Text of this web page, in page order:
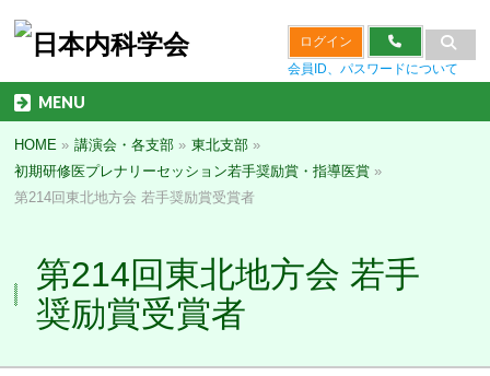
ログイン
会員ID、パスワードについて
MENU
HOME » 講演会・各支部 » 東北支部 »
初期研修医プレナリーセッション若手奨励賞・指導医賞 »
第214回東北地方会 若手奨励賞受賞者
第214回東北地方会 若手
奨励賞受賞者